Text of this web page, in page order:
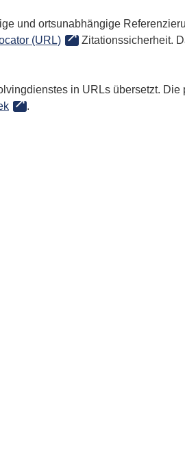
und ortsunabhängige
(URL)
Zitationssicherheit.
in URLs übersetzt. Die
.